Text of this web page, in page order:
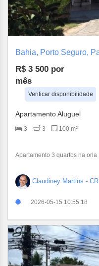
Bahia, Porto Seguro,
R$ 3 500 por
mês
Verificar disponibilidade
Apartamento Aluguel
3 3 100 m²
Apartamento 3 quartos na orla
Claudiney Martins -
2026-05-15 10:55:18